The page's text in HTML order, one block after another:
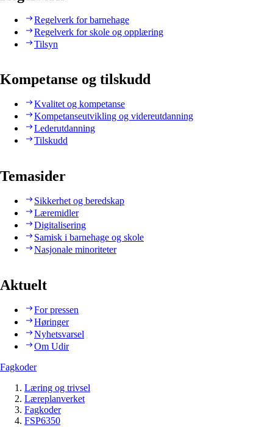
Regelverk for barnehage
Regelverk for skole og opplæring
Tilsyn
Kompetanse og tilskudd
Kvalitet og kompetanse
Kompetanseutvikling og videreutdanning
Lederutdanning
Tilskudd
Temasider
Sikkerhet og beredskap
Læremidler
Digitalisering
Samisk i barnehage og skole
Nasjonale minoriteter
Aktuelt
For pressen
Høringer
Nyhetsvarsel
Om Udir
Fagkoder
Læring og trivsel
Læreplanverket
Fagkoder
FSP6350